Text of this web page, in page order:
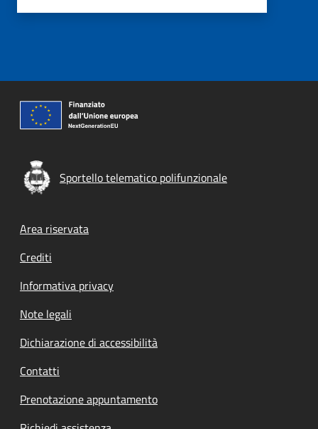
Sportello telematico polifunzionale
Footer menu
Area riservata
Crediti
Informativa privacy
Note legali
Dichiarazione di accessibilità
Contatti
Prenotazione appuntamento